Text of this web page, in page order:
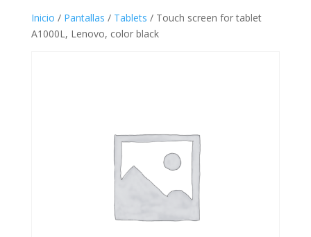
Inicio / Pantallas / Tablets / Touch screen for tablet
A1000L, Lenovo, color black